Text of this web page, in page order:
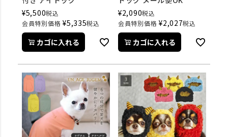
¥5,500税込
会員特別価格 ¥5,335税込
カゴに入れる
¥2,090税込
会員特別価格 ¥2,027税込
カゴに入れる